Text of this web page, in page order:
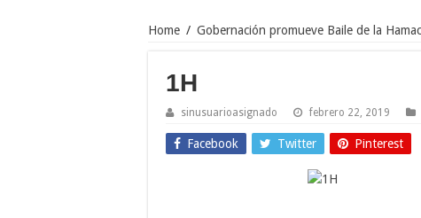
Home / Gobernación promueve Baile de la
1H
sinusuarioasignado febrero 22, 2019
Facebook Twitter Pinterest